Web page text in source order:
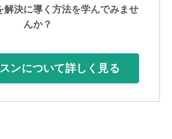
解決に導く方法を学んでみませ
んか？
ンについて詳しく見る